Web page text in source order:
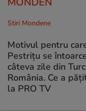
Stiri Mondene
Motivul pentru
Pestrițu se
câteva zile din
România. Ce a
la PRO TV